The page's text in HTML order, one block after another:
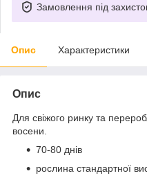
Замовлення під
Опис Характеристики
Опис
Для свіжого ринку та
восени.
70-80 днів
рослина стандартної